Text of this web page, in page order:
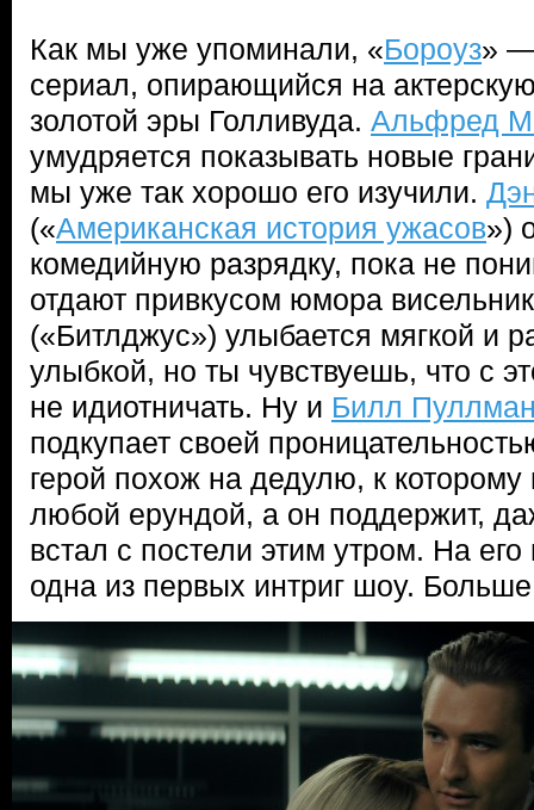
Как мы уже упоминали, «Бороуз»
сериал, опирающийся на
золотой эры Голливуда. Альфред
умудряется показывать новые
мы уже так хорошо его изучили.
(«Американская история ужасов»)
комедийную разрядку, пока не
отдают привкусом юмора
(«Битлджус») улыбается мягкой и
улыбкой, но ты чувствуешь, что с
не идиотничать. Ну и Билл
подкупает своей
герой похож на дедулю, к
любой ерундой, а он поддержит,
встал с постели этим утром. На
одна из первых интриг шоу.